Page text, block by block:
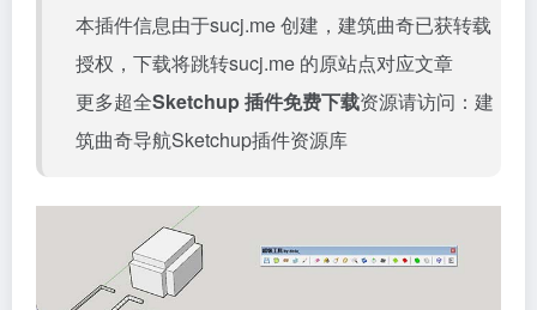
本插件信息由于sucj.me 创建，建筑曲奇已获转载
授权，下载将跳转sucj.me 的原站点对应文章
更多超全Sketchup 插件免费下载资源请访问： 建
筑曲奇导航Sketchup插件资源库